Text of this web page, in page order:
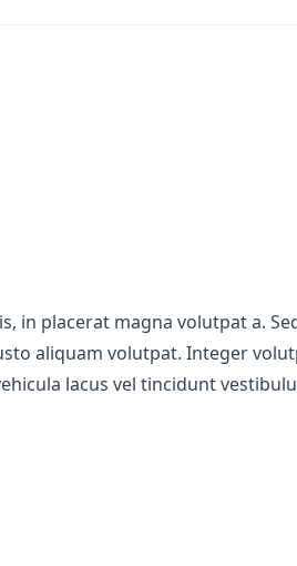
placerat magna volutpat a.
aliquam volutpat. Integer
lacus vel tincidunt